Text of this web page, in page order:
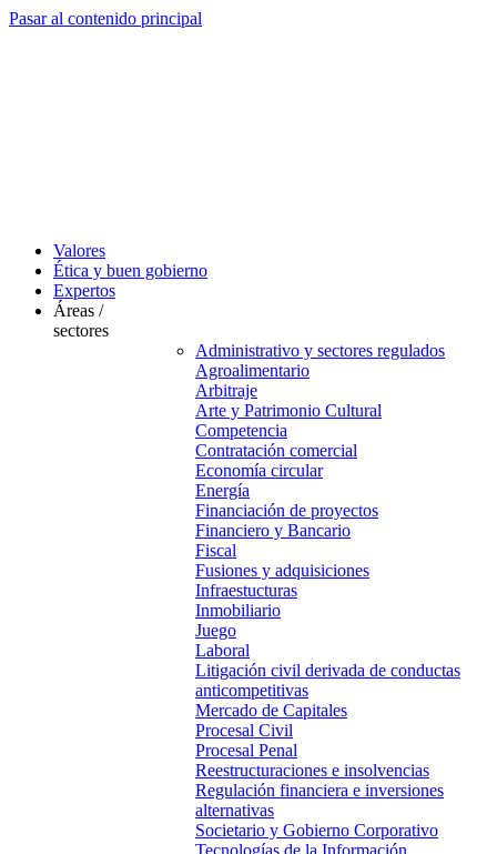
Pasar al contenido principal
Valores
Ética y buen gobierno
Expertos
Áreas /
sectores
Administrativo y sectores regulados
Agroalimentario
Arbitraje
Arte y Patrimonio Cultural
Competencia
Contratación comercial
Economía circular
Energía
Financiación de proyectos
Financiero y Bancario
Fiscal
Fusiones y adquisiciones
Infraestucturas
Inmobiliario
Juego
Laboral
Litigación civil derivada de conductas
anticompetitivas
Mercado de Capitales
Procesal Civil
Procesal Penal
Reestructuraciones e insolvencias
Regulación financiera e inversiones
alternativas
Societario y Gobierno Corporativo
Tecnologías de la Información